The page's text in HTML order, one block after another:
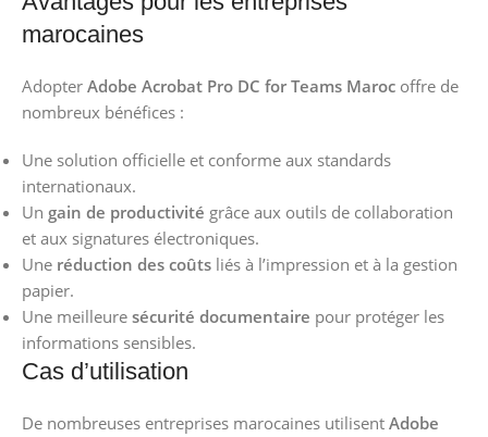
marocaines
Adopter Adobe Acrobat Pro DC for Teams Maroc offre de
nombreux bénéfices :
Une solution officielle et conforme aux standards
internationaux.
Un gain de productivité grâce aux outils de collaboration
et aux signatures électroniques.
Une réduction des coûts liés à l’impression et à la gestion
papier.
Une meilleure sécurité documentaire pour protéger les
informations sensibles.
Cas d’utilisation
De nombreuses entreprises marocaines utilisent Adobe